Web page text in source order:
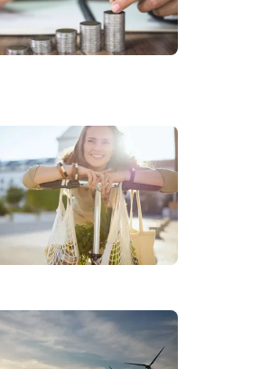
usuń z półki artykuł Jak zbudować strategię
z półki artykuł Zero waste – od czego
artykułów z tagiem:#ESG
artykułów z tagiem:#eko